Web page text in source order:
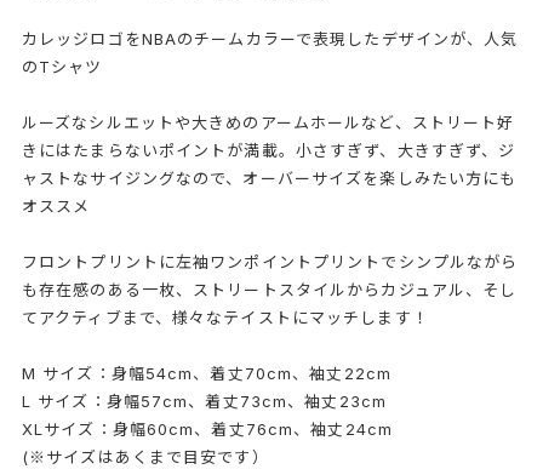
カレッジロゴをNBAのチームカラーで表現したデザインが、人気
のTシャツ
ルーズなシルエットや大きめのアームホールなど、ストリート好
きにはたまらないポイントが満載。小さすぎず、大きすぎず、ジ
ャストなサイジングなので、オーバーサイズを楽しみたい方にも
オススメ
フロントプリントに左袖ワンポイントプリントでシンプルながら
も存在感のある一枚、ストリートスタイルからカジュアル、そし
てアクティブまで、様々なテイストにマッチします！
M サイズ：身幅54cm、着丈70cm、袖丈22cm
L サイズ：身幅57cm、着丈73cm、袖丈23cm
XLサイズ：身幅60cm、着丈76cm、袖丈24cm
(※サイズはあくまで目安です）